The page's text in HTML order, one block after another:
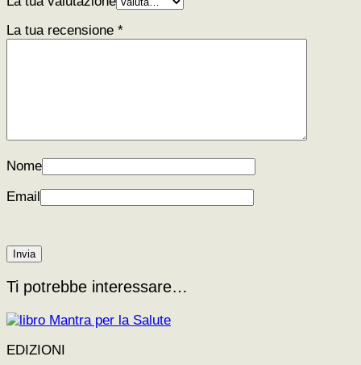
La tua recensione *
Nome
Email
Ti potrebbe interessare…
EDIZIONI